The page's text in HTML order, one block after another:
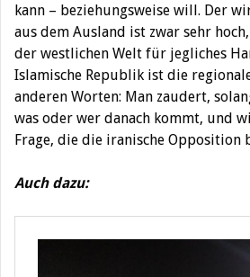
kann – beziehungsweise will. Der
aus dem Ausland ist zwar sehr
der westlichen Welt für jegliches
Islamische Republik ist die
anderen Worten: Man zaudert,
was oder wer danach kommt, und
Frage, die die iranische Opposition
Auch dazu: